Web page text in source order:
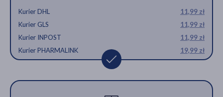
Kurier DHL
11,99 zł
Kurier GLS
11,99 zł
Kurier INPOST
11,99 zł
Kurier PHARMALINK
19,99 zł